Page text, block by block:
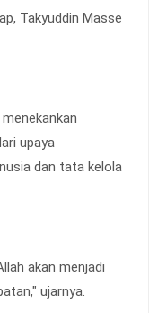
Takyuddin Masse
upaya
dan tata kelola
akan menjadi
ujarnya.